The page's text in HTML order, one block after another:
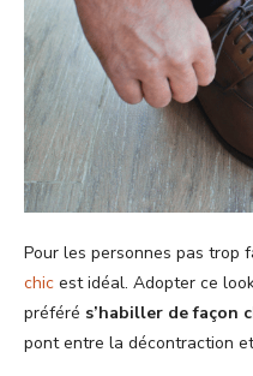
Pour les personnes pas trop
chic est idéal. Adopter ce
préféré s’habiller de façon
pont entre la décontraction